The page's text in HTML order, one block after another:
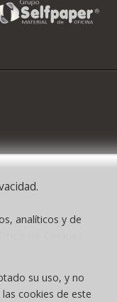
analíticos y de
su uso, y no
cookies de este